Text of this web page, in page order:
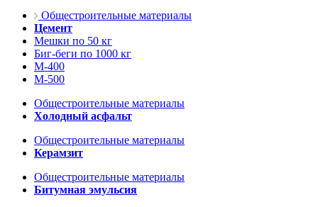
Общестроительные материалы
Цемент
Мешки по 50 кг
Биг-беги по 1000 кг
М-400
М-500
Общестроительные материалы
Холодный асфальт
Общестроительные материалы
Керамзит
Общестроительные материалы
Битумная эмульсия